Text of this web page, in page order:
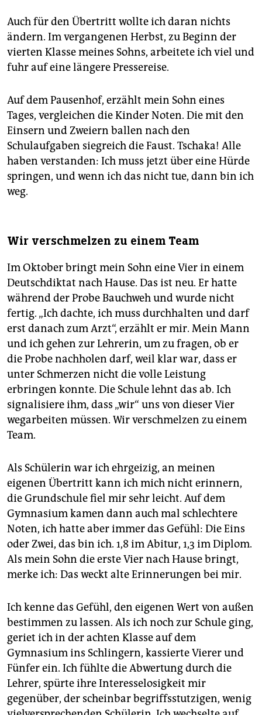
Auch für den Übertritt wollte ich daran nichts
ändern. Im vergangenen Herbst, zu Beginn der
vierten Klasse meines Sohns, arbeitete ich viel und
fuhr auf eine längere Pressereise.
Auf dem Pausenhof, erzählt mein Sohn eines
Tages, vergleichen die Kinder Noten. Die mit den
Einsern und Zweiern ballen nach den
Schulaufgaben siegreich die Faust. Tschaka! Alle
haben verstanden: Ich muss jetzt über eine Hürde
springen, und wenn ich das nicht tue, dann bin ich
weg.
Wir verschmelzen zu einem Team
Im Oktober bringt mein Sohn eine Vier in einem
Deutschdiktat nach Hause. Das ist neu. Er hatte
während der Probe Bauchweh und wurde nicht
fertig. „Ich dachte, ich muss durchhalten und darf
erst danach zum Arzt“, erzählt er mir. Mein Mann
und ich gehen zur Lehrerin, um zu fragen, ob er
die Probe nachholen darf, weil klar war, dass er
unter Schmerzen nicht die volle Leistung
erbringen konnte. Die Schule lehnt das ab. Ich
signalisiere ihm, dass „wir“ uns von dieser Vier
wegarbeiten müssen. Wir verschmelzen zu einem
Team.
Als Schülerin war ich ehrgeizig, an meinen
eigenen Übertritt kann ich mich nicht erinnern,
die Grundschule fiel mir sehr leicht. Auf dem
Gymnasium kamen dann auch mal schlechtere
Noten, ich hatte aber immer das Gefühl: Die Eins
oder Zwei, das bin ich. 1,8 im Abitur, 1,3 im Diplom.
Als mein Sohn die erste Vier nach Hause bringt,
merke ich: Das weckt alte Erinnerungen bei mir.
Ich kenne das Gefühl, den eigenen Wert von außen
bestimmen zu lassen. Als ich noch zur Schule ging,
geriet ich in der achten Klasse auf dem
Gymnasium ins Schlingern, kassierte Vierer und
Fünfer ein. Ich fühlte die Abwertung durch die
Lehrer, spürte ihre Interesselosigkeit mir
gegenüber, der scheinbar begriffsstutzigen, wenig